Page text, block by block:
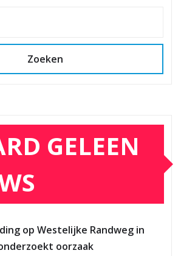
Zoeken
GELEEN
op Westelijke Randweg in
oorzaak